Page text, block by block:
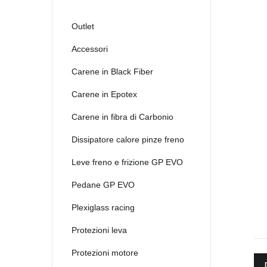
Outlet
Accessori
Carene in Black Fiber
Carene in Epotex
Carene in fibra di Carbonio
Dissipatore calore pinze freno
Leve freno e frizione GP EVO
Pedane GP EVO
Plexiglass racing
Protezioni leva
Protezioni motore